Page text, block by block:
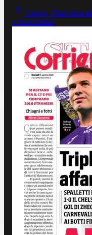
Castro, l'intervista
a Koulierakis